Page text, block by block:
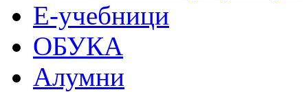
Е-учебници
ОБУКА
Алумни